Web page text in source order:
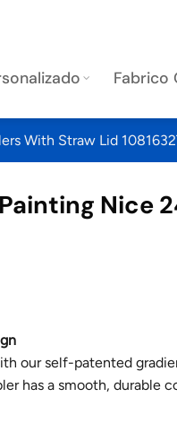
Fabrico
With Straw Lid
Nice
our self-patented
has a smooth, durable